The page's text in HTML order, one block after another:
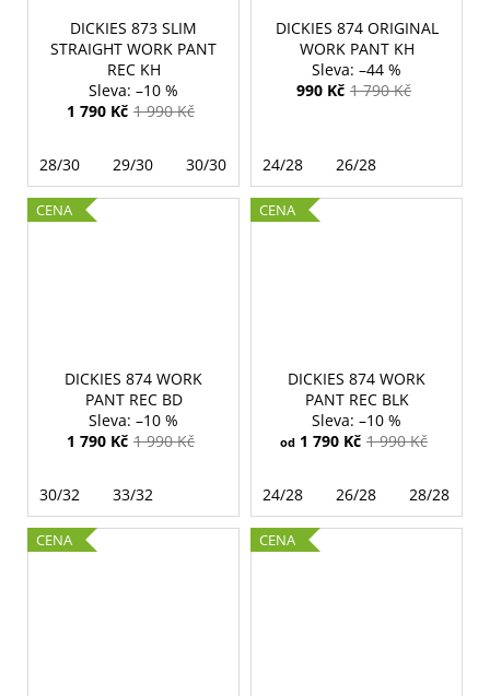
DICKIES 873 SLIM
STRAIGHT WORK PANT
REC KH
–10 %
1 790 Kč 1 990 Kč
28/30 29/30 30/30 30/32 31/32
DICKIES 874 ORIGINAL
WORK PANT KH
–44 %
990 Kč 1 790 Kč
24/28 26/28
CENA
DICKIES 874 WORK
PANT REC BD
–10 %
1 790 Kč 1 990 Kč
30/32 33/32
CENA
DICKIES 874 WORK
PANT REC BLK
–10 %
od 1 790 Kč 1 990 Kč
24/28 26/28 28/28
CENA CENA